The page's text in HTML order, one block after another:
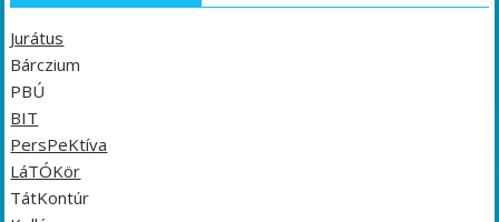
Jurátus
Bárczium
PBÚ
BIT
PersPeKtíva
LáTÓKör
TátKontúr